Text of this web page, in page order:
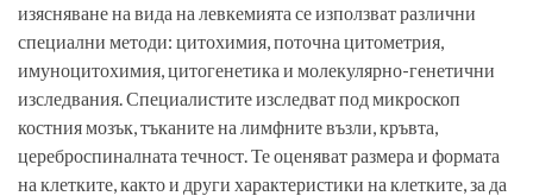
изясняване на вида на левкемията се използват различни
специални методи: цитохимия, поточна цитометрия,
имуноцитохимия, цитогенетика и молекулярно-генетични
изследвания. Специалистите изследват под микроскоп
костния мозък, тъканите на лимфните възли, кръвта,
цереброспиналната течност. Те оценяват размера и формата
на клетките, както и други характеристики на клетките, за да